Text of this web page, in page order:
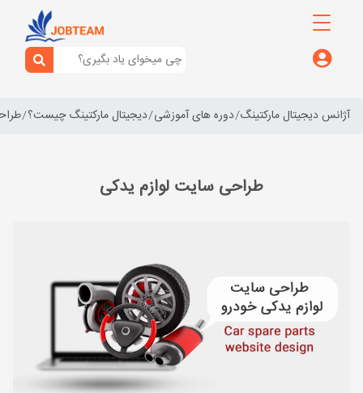
آژانس دیجیتال مارکتینگ دوره های آموزشی دیجیتال مارکتینگ چیست؟
طراحی سایت لوازم یدکی